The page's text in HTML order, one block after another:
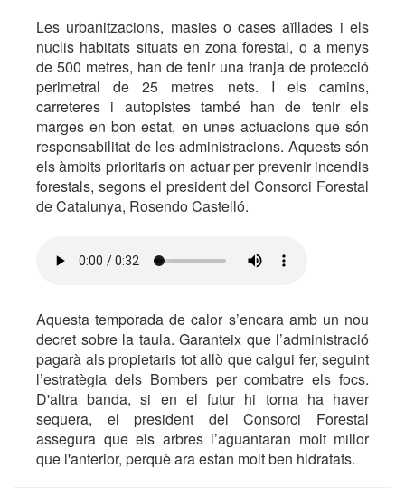
Les urbanitzacions, masies o cases aïllades i els
nuclis habitats situats en zona forestal, o a menys
de 500 metres, han de tenir una franja de protecció
perimetral de 25 metres nets. I els camins,
carreteres i autopistes també han de tenir els
marges en bon estat, en unes actuacions que són
responsabilitat de les administracions. Aquests són
els àmbits prioritaris on actuar per prevenir incendis
forestals, segons el president del Consorci Forestal
de Catalunya, Rosendo Castelló.
Aquesta temporada de calor s’encara amb un nou
decret sobre la taula. Garanteix que l’administració
pagarà als propietaris tot allò que calgui fer, seguint
l’estratègia dels Bombers per combatre els focs.
D'altra banda, si en el futur hi torna ha haver
sequera, el president del Consorci Forestal
assegura que els arbres l’aguantaran molt millor
que l'anterior, perquè ara estan molt ben hidratats.